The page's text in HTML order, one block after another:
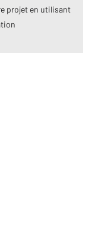
projet en utilisant